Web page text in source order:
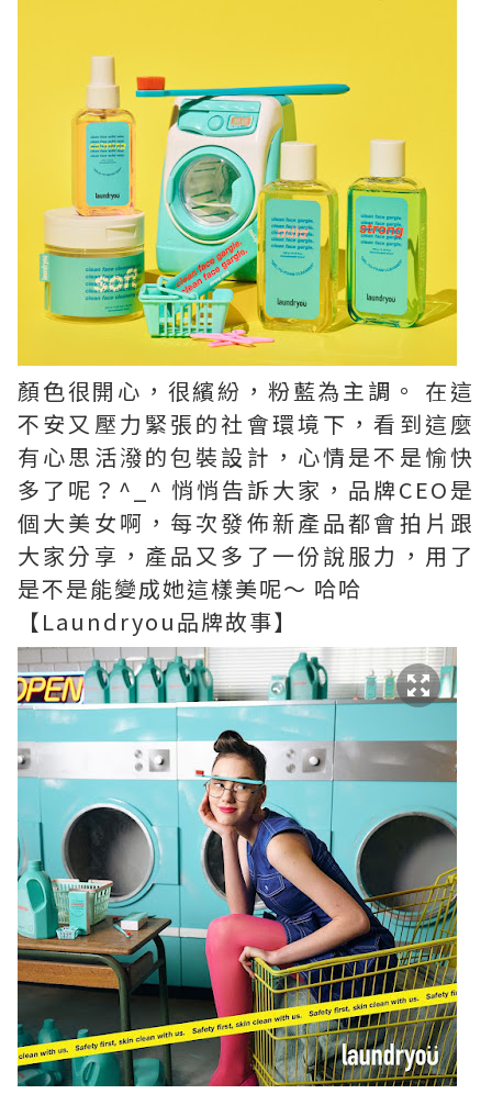
顏色很開心，很繽紛，粉藍為主調。 在這
不安又壓力緊張的社會環境下，看到這麼
有心思活潑的包裝設計，心情是不是愉快
多了呢？^_^ 悄悄告訴大家，品牌CEO是
個大美女啊，每次發佈新產品都會拍片跟
大家分享，產品又多了一份說服力，用了
是不是能變成她這樣美呢～ 哈哈
【Laundryou品牌故事】